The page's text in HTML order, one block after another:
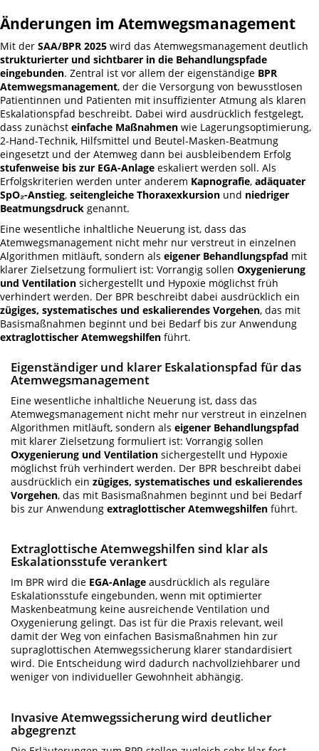
Änderungen im Atemwegsmanagement
Mit der SAA/BPR 2025 wird das Atemwegsmanagement deutlich
strukturierter und sichtbarer in die Behandlungspfade
eingebunden. Zentral ist vor allem der eigenständige BPR
Atemwegsmanagement, der die Versorgung von bewusstlosen
Patientinnen und Patienten mit insuffizienter Atmung als klaren
Eskalationspfad beschreibt. Dabei wird ausdrücklich festgelegt,
dass zunächst einfache Maßnahmen wie Lagerungsoptimierung,
2-Hand-Technik, Hilfsmittel und Beutel-Masken-Beatmung
eingesetzt und der Atemweg dann bei ausbleibendem Erfolg
stufenweise bis zur EGA-Anlage eskaliert werden soll. Als
Erfolgskriterien werden unter anderem Kapnografie, adäquater
SpO₂-Anstieg, seitengleiche Thoraxexkursion und niedriger
Beatmungsdruck genannt.
Eine wesentliche inhaltliche Neuerung ist, dass das
Atemwegsmanagement nicht mehr nur verstreut in einzelnen
Algorithmen mitläuft, sondern als eigener Behandlungspfad mit
klarer Zielsetzung formuliert ist: Vorrangig sollen Oxygenierung
und Ventilation sichergestellt und Hypoxie möglichst früh
verhindert werden. Der BPR beschreibt dabei ausdrücklich ein
zügiges, systematisches und eskalierendes Vorgehen, das mit
Basismaßnahmen beginnt und bei Bedarf bis zur Anwendung
extraglottischer Atemwegshilfen führt.
Eigenständiger und klarer Eskalationspfad für das
Atemwegsmanagement
Eine wesentliche inhaltliche Neuerung ist, dass das
Atemwegsmanagement nicht mehr nur verstreut in einzelnen
Algorithmen mitläuft, sondern als eigener Behandlungspfad
mit klarer Zielsetzung formuliert ist: Vorrangig sollen
Oxygenierung und Ventilation sichergestellt und Hypoxie
möglichst früh verhindert werden. Der BPR beschreibt dabei
ausdrücklich ein zügiges, systematisches und eskalierendes
Vorgehen, das mit Basismaßnahmen beginnt und bei Bedarf
bis zur Anwendung extraglottischer Atemwegshilfen führt.
Extraglottische Atemwegshilfen sind klar als
Eskalationsstufe verankert
Im BPR wird die EGA-Anlage ausdrücklich als reguläre
Eskalationsstufe eingebunden, wenn mit optimierter
Maskenbeatmung keine ausreichende Ventilation und
Oxygenierung gelingt. Das ist für die Praxis relevant, weil
damit der Weg von einfachen Basismaßnahmen hin zur
supraglottischen Atemwegssicherung klarer standardisiert
wird. Die Entscheidung wird dadurch nachvollziehbarer und
weniger von individueller Gewohnheit abhängig.
Invasive Atemwegssicherung wird deutlicher
abgegrenzt